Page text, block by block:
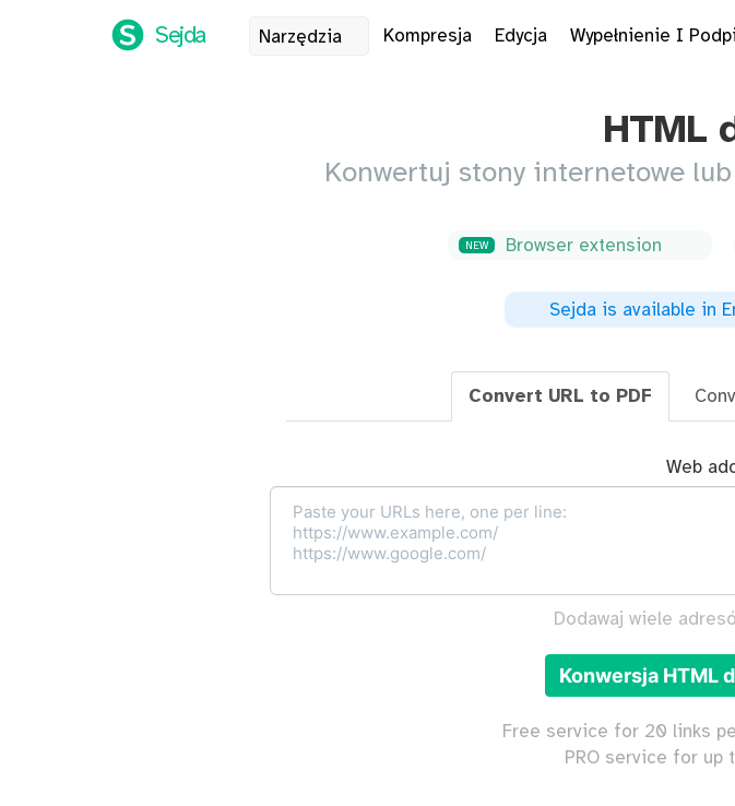
Sejda Narzędzia Kompresja Edycja Wypełnienie I
HTML
Konwertuj stony internetowe
NEW Browser extension
Sejda is available in
Convert URL to PDF
Web
Dodawaj wiele
Konwersja HTML
Free service for 20 links
PRO service for up